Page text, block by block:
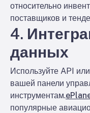
относительно
поставщиков и
4.
данных
Используйте API
вашей панели
инструментам.
популярные